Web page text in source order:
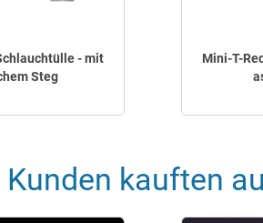
- mit
Steg
Mini-T-
Kunden kauften